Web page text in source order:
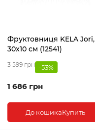
Фруктовниця KELA Jori,
30x10 см (12541)
3 599 грн -53%
1 686 грн
До кошикаКупить